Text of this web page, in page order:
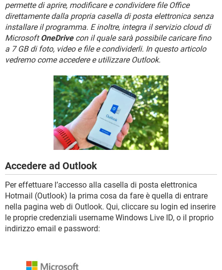
HARDWARE
INSTAGRAM WHATSAPP
TIKTOK FACEBOOK
HARDWARE
iOS WINDOWS 10
INSTAGRAM WHATSAPP
TIKTOK FACEBOOK
HARDWARE
permette di aprire, modificare e condividere file Office
direttamente dalla propria casella di posta elettronica senza
installare il programma. E inoltre, integra il servizio cloud di
MicrosoftOneDrivecon il quale sarà possibile caricare fino
a 7 GB di foto, video e file e condividerli. In questo articolo
vedremo come accedere e utilizzare Outlook.
Accedere ad Outlook
Per effettuare l’accesso alla casella di posta elettronica
Hotmail (Outlook) la prima cosa da fare è quella di entrare
nella pagina web di Outlook. Qui, cliccare su login ed inserire
le proprie credenziali username Windows Live ID, o il proprio
indirizzo email e password: